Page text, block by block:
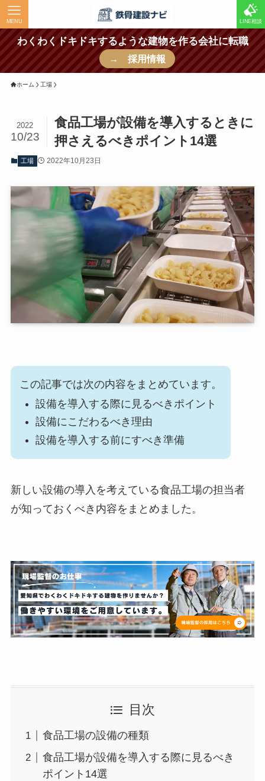
LINE相談
MENU
わくわくドキドキするような建物を作る会社に転職
→ 採用情報
ホーム 工場
食品工場が設備を導入するときに
押さえるべきポイント14選
2022
10/23
工場 2022年10月23日
この記事では次の内容をまとめています。
設備を導入する際に見るべきポイント
設備にこだわるべき理由
設備を導入する前にすべき準備
新しい設備の導入を考えている食品工場の担当者
が知っておくべき内容をまとめました。
目次
食品工場の設備の種類
食品工場が設備を導入する際に見るべき
ポイント14選